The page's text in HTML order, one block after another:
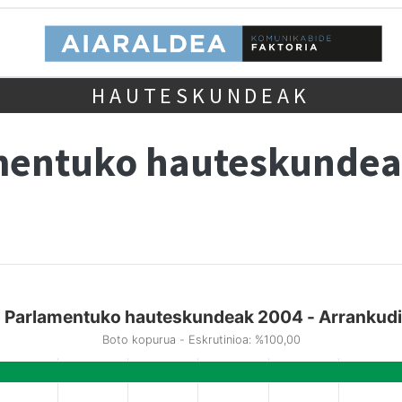
HAUTESKUNDEAK
Parlamentuko hauteskundeak 2004 -
Boto kopurua - Eskrutinioa: %100,00